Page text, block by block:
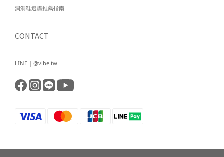
洞洞鞋選購推薦指南
CONTACT
LINE | @vibe.tw